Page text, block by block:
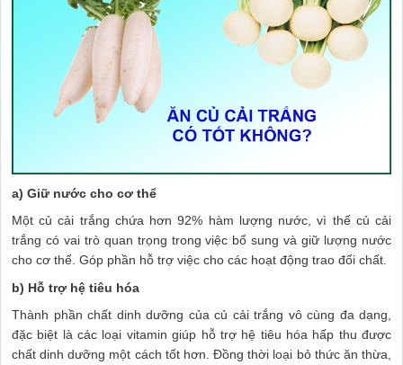
a) Giữ nước cho cơ thể
Một củ cải trắng chứa hơn 92% hàm lượng nước, vì thế củ cải
trắng có vai trò quan trọng trong việc bổ sung và giữ lượng nước
cho cơ thể. Góp phần hỗ trợ việc cho các hoạt động trao đổi chất.
b) Hỗ trợ hệ tiêu hóa
Thành phần chất dinh dưỡng của củ cải trắng vô cùng đa dạng,
đặc biệt là các loại vitamin giúp hỗ trợ hệ tiêu hóa hấp thu được
chất dinh dưỡng một cách tốt hơn. Đồng thời loại bỏ thức ăn thừa,